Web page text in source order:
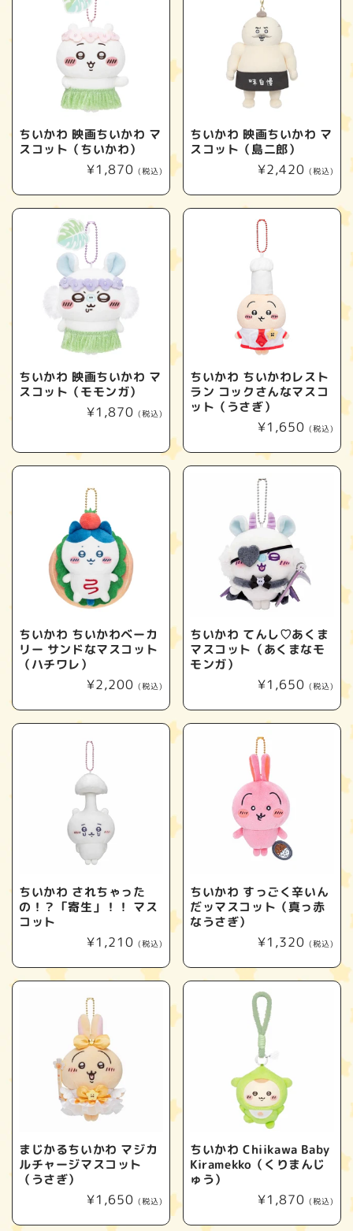
ちいかわ 映画ちいかわ マ
スコット（ちいかわ）
通
価
格
¥1,870 (税込)
ちいかわ 映画ちいかわ マ
スコット（島二郎）
通
価
格
¥2,420 (税込)
ちいかわ 映画ちいかわ マ
スコット（モモンガ）
通
格
¥1,870 (税込)
ちいかわ ちいかわレスト
ラン コックさんなマスコ
ット（うさぎ）
通
価
格
¥1,650 (税込)
ちいかわ ちいかわベーカ
リー サンドなマスコット
（ハチワレ）
通
価
¥2,200 (税込)
ちいかわ てんし♡あくま
マスコット（あくまなモ
モンガ）
通
価
格
¥1,650 (税込)
ちいかわ されちゃった
の！？「寄生」！！ マス
コット
通
価
格
¥1,210 (税込)
ちいかわ すっごく辛いん
だッマスコット（真っ赤
なうさぎ）
通
価
格
¥1,320 (税込)
まじかるちいかわ マジカ
ルチャージマスコット
（うさぎ）
通
¥1,650 (税込)
ちいかわ Chiikawa Baby
Kiramekko（くりまんじ
ゅう）
通
¥1,870 (税込)